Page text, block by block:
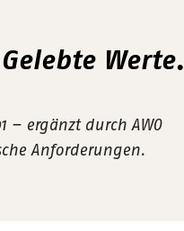
Werte.
– ergänzt durch AWO
Anforderungen.